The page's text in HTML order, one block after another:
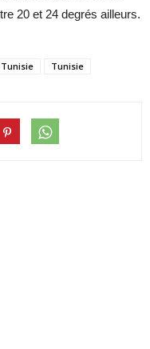
20 et 24 degrés ailleurs.
Tunisie